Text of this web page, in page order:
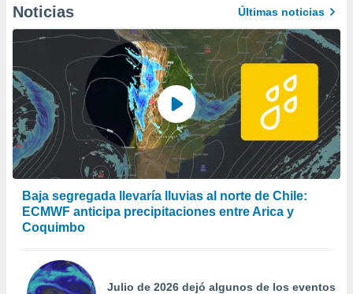
Noticias Últimas noticias
Baja segregada llevaría lluvias al norte de Chile:
ECMWF anticipa precipitaciones entre Arica y
Coquimbo
Julio de 2026 dejó algunos de los eventos